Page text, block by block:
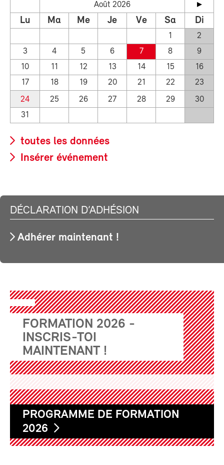
Août 2026
Lu Ma Me Je Ve Sa Di
1
2
3
4 5 6 7 8
9
10
11 12 13 14 15
16
17
18 19 20 21 22
23
24
25 26 27 28 29
30
31
toutes les données
Insérer événement
DÉCLARATION D’ADHÉSION
Adhérer maintenant !
FORMATION 2026 -
INSCRIS-TOI
MAINTENANT !
PROGRAMME DE FORMATION
2026